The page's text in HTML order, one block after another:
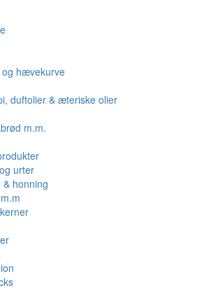
og hævekurve
duftolier & æteriske olier
m.m.
urter
honning